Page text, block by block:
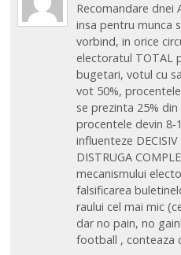
Recomandare dnei
insa pentru munca
vorbind, in orice
electoratul TOTAL
bugetari, votul cu
vot 50%,
se prezinta 25%
procentele devin 8-
influenteze
DISTRUGA
mecanismului
falsificarea
raului cel mai mic
dar no pain, no
football , conteaza